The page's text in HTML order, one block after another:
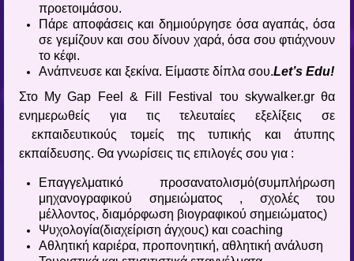
προετοιμάσου.
Πάρε αποφάσεις και δημιούργησε όσα αγαπάς, όσα
σε γεμίζουν και σου δίνουν χαρά, όσα σου φτιάχνουν
το κέφι.
Ανάπνευσε και ξεκίνα. Είμαστε δίπλα σου.Let’s Edu!
Στο My Gap Feel & Fill Festival του skywalker.gr θα
ενημερωθείς για τις τελευταίες εξελίξεις σε
εκπαιδευτικούς τομείς της τυπικής και άτυπης
εκπαίδευσης. Θα γνωρίσεις τις επιλογές σου για :
Επαγγελματικό προσανατολισμό(συμπλήρωση
μηχανογραφικού σημειώματος , σχολές του
μέλλοντος, διαμόρφωση βιογραφικού σημειώματος)
Ψυχολογία(διαχείριση άγχους) και coaching
Αθλητική καριέρα, προπονητική, αθλητική ανάλυση